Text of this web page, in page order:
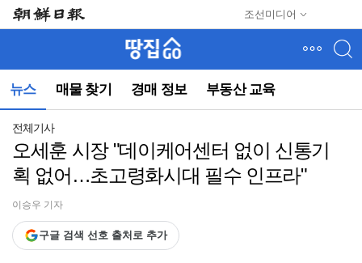
조선미디어
뉴스 매물 찾기 경매 정보 부동산 교육
뉴
(컨
전체기사
오세훈 시장 "데이케어센터 없이 신통기
획 없어…초고령화시대 필수 인프라"
이승우 기자
구글 검색 선호 출처로 추가